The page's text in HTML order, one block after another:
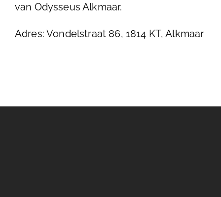
van Odysseus Alkmaar.
Adres: Vondelstraat 86, 1814 KT, Alkmaar